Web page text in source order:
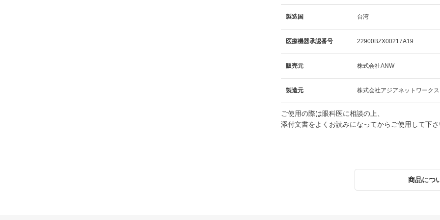
製造国 台湾
医療機器承認番号 22900BZX00217A19
販売元 株式会社ANW
製造元 株式会社アジアネットワークス
ご使用の際は眼科医に相談の上、
添付文書をよくお読みになってからご使用して下さ
商品につ